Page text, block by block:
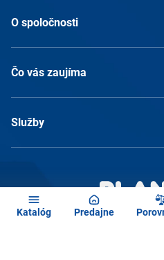
Katalóg Predajne
O spoločnosti
Čo vás zaujíma
Služby